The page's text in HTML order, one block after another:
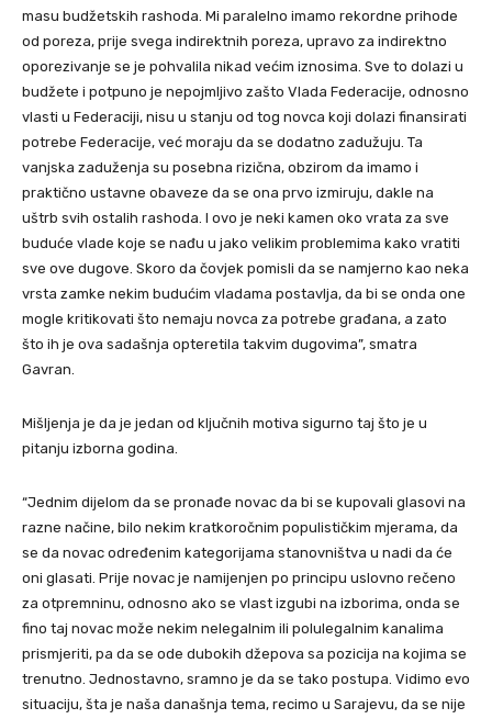
masu budžetskih rashoda. Mi paralelno imamo rekordne prihode
od poreza, prije svega indirektnih poreza, upravo za indirektno
oporezivanje se je pohvalila nikad većim iznosima. Sve to dolazi u
budžete i potpuno je nepojmljivo zašto Vlada Federacije, odnosno
vlasti u Federaciji, nisu u stanju od tog novca koji dolazi finansirati
potrebe Federacije, već moraju da se dodatno zadužuju. Ta
vanjska zaduženja su posebna rizična, obzirom da imamo i
praktično ustavne obaveze da se ona prvo izmiruju, dakle na
uštrb svih ostalih rashoda. I ovo je neki kamen oko vrata za sve
buduće vlade koje se nađu u jako velikim problemima kako vratiti
sve ove dugove. Skoro da čovjek pomisli da se namjerno kao neka
vrsta zamke nekim budućim vladama postavlja, da bi se onda one
mogle kritikovati što nemaju novca za potrebe građana, a zato
što ih je ova sadašnja opteretila takvim dugovima”, smatra
Gavran.
Mišljenja je da je jedan od ključnih motiva sigurno taj što je u
pitanju izborna godina.
“Jednim dijelom da se pronađe novac da bi se kupovali glasovi na
razne načine, bilo nekim kratkoročnim populističkim mjerama, da
se da novac određenim kategorijama stanovništva u nadi da će
oni glasati. Prije novac je namijenjen po principu uslovno rečeno
za otpremninu, odnosno ako se vlast izgubi na izborima, onda se
fino taj novac može nekim nelegalnim ili polulegalnim kanalima
prismjeriti, pa da se ode dubokih džepova sa pozicija na kojima se
trenutno. Jednostavno, sramno je da se tako postupa. Vidimo evo
situaciju, šta je naša današnja tema, recimo u Sarajevu, da se nije